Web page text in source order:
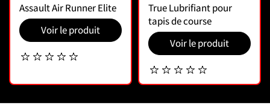
Assault Air Runner Elite
Voir le produit
True Lubrifiant pour
tapis de course
Voir le produit